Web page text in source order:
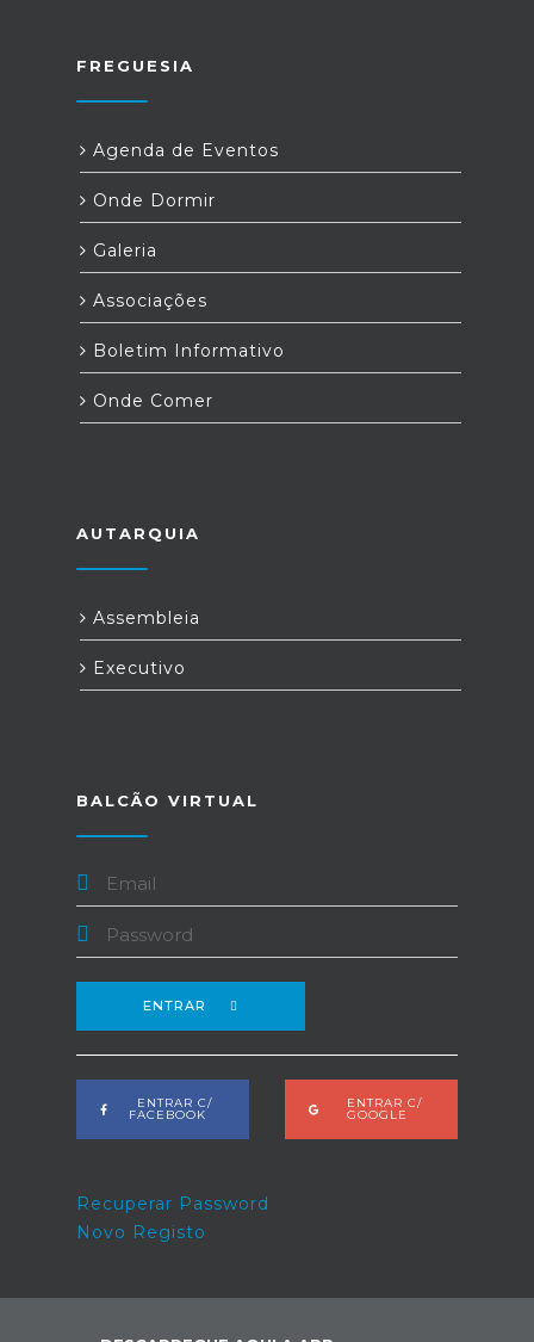
FREGUESIA
Agenda de Eventos
Onde Dormir
Galeria
Associações
Boletim Informativo
Onde Comer
AUTARQUIA
Assembleia
Executivo
BALCÃO VIRTUAL
ENTRAR
ENTRAR C/
FACEBOOK
ENTRAR C/
GOOGLE
Recuperar Password
Novo Registo